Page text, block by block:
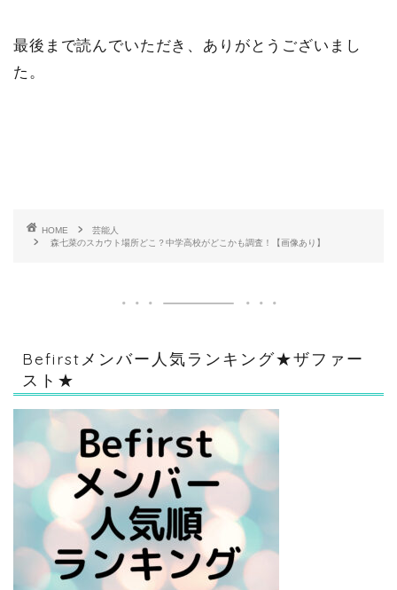
最後まで読んでいただき、ありがとうございまし
た。
HOME
芸能人
森七菜のスカウト場所どこ？中学高校がどこかも調査！【画像あり】
Befirstメンバー人気ランキング★ザファー
スト★